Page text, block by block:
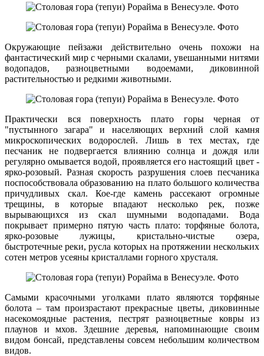
Окружающие пейзажи действительно очень похожи на
фантастический мир с черными скалами, увешанными нитями
водопадов, разноцветными водоемами, диковинной
растительностью и редкими животными.
Практически вся поверхность плато горы черная от
"пустынного загара" и населяющих верхний слой камня
микроскопических водорослей. Лишь в тех местах, где
песчаник не подвергается влиянию солнца и дождя или
регулярно омывается водой, проявляется его настоящий цвет -
ярко-розовый. Разная скорость разрушения слоев песчаника
поспособствовала образованию на плато большого количества
причудливых скал. Кое-где камень рассекают огромные
трещины, в которые впадают несколько рек, позже
вырывающихся из скал шумными водопадами. Вода
покрывает примерно пятую часть плато: торфяные болота,
ярко-розовые лужицы, кристально-чистые озера,
быстротечные реки, русла которых на протяжении нескольких
сотен метров усеяны кристаллами горного хрусталя.
Самыми красочными уголками плато являются торфяные
болота – там произрастают прекрасные цветы, диковинные
насекомоядные растения, пестрят разноцветные ковры из
плаунов и мхов. Здешние деревья, напоминающие своим
видом бонсай, представлены совсем небольшим количеством
видов.